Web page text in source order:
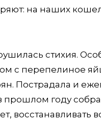
на наших
стихия.
с перепелиное
Пострадала и
году
восстанавливать